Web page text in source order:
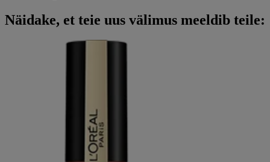
Näidake, et teie uus välimus meeldib teile: